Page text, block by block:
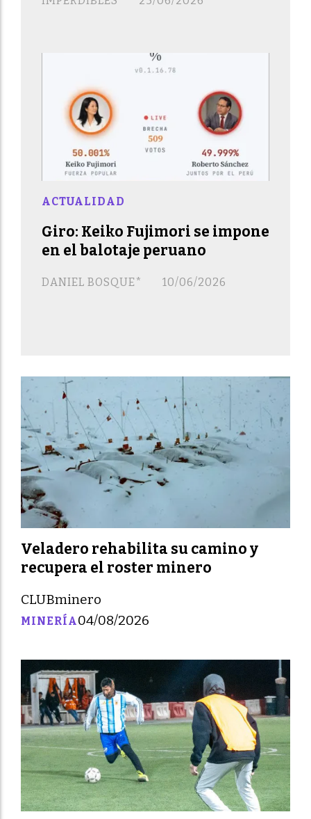
Giro: Keiko Fujimori se impone
en el balotaje peruano
DANIEL BOSQUE*
ACTUALIDAD
10/06/2026
Veladero rehabilita su camino y
recupera el roster minero
CLUBminero
MINERÍA04/08/2026